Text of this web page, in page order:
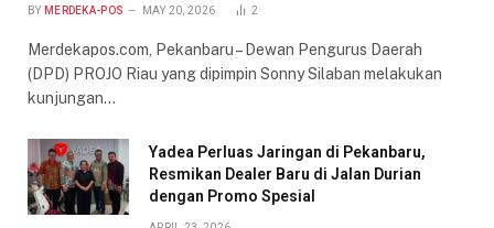
BY MERDEKA-POS MAY 20, 2026 2
Merdekapos.com, Pekanbaru – Dewan Pengurus Daerah
(DPD) PROJO Riau yang dipimpin Sonny Silaban melakukan
kunjungan…
Yadea Perluas Jaringan di Pekanbaru,
Resmikan Dealer Baru di Jalan Durian
dengan Promo Spesial